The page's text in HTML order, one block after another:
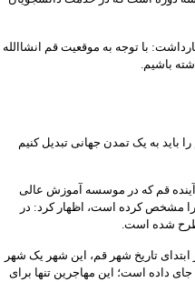
با توجه به موقعیت قم انشاالله
باشیم.
باید به یک تمدن جهانی تبدیل کنیم
قم که در موسسه آموزش عالی
را مشخص کرده است، اظهار کرد: در
شده است.
تاریخ شهر قم، این شهر یک شهر
جهان مهاجر در خود جای داده است؛ این مهاجرین تنها برای